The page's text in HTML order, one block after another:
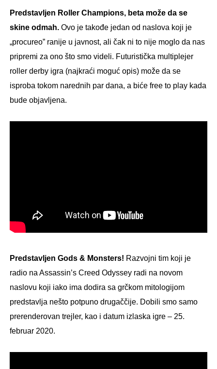
Predstavljen Roller Champions, beta može da se
skine odmah. Ovo je takođe jedan od naslova koji je
„procureo” ranije u javnost, ali čak ni to nije moglo da nas
pripremi za ono što smo videli. Futuristička multiplejer
roller derby igra (najkraći moguć opis) može da se
isproba tokom narednih par dana, a biće free to play kada
bude objavljena.
Predstavljen Gods & Monsters! Razvojni tim koji je
radio na Assassin’s Creed Odyssey radi na novom
naslovu koji iako ima dodira sa grčkom mitologijom
predstavlja nešto potpuno drugaččije. Dobili smo samo
prerenderovan trejler, kao i datum izlaska igre – 25.
februar 2020.